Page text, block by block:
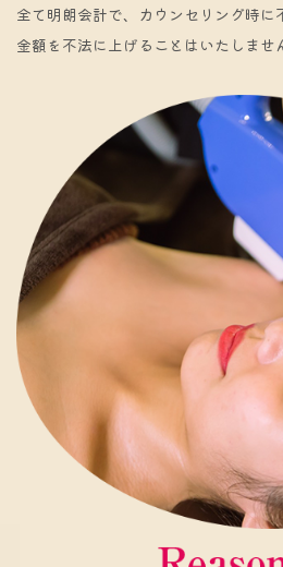
全て明朗会計で、カウンセリング時に
金額を不法に上げることはいたしませ